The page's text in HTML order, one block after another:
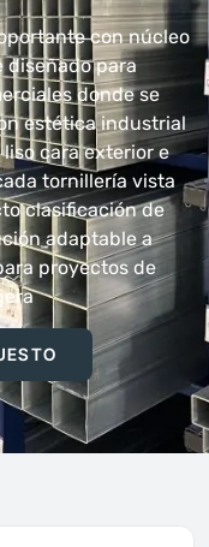
con núcleo
diseñado para
donde se
estética industrial
cara exterior e
tornillería vista
clasificación de
adaptable a
proyectos de